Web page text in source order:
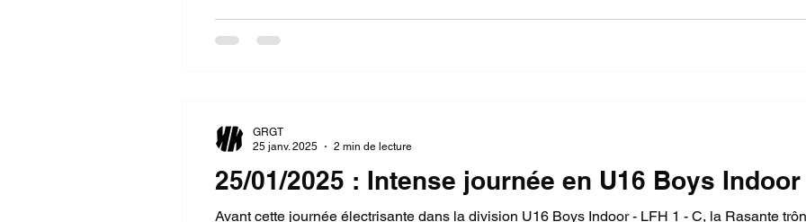
25/01/2025 : Intense journée en U16 Boys Indoor
Avant cette journée électrisante dans la division U16 Boys Indoor - LFH 1 - C, la Rasante
GRGT
25 janv. 2025
2 min de lecture